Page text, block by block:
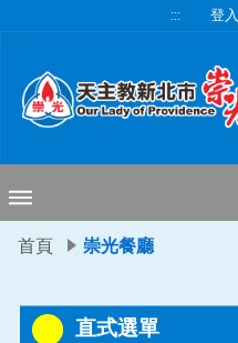
移至網頁之主要內容區位置
::: 登入
首頁 崇光餐廳
直式選單